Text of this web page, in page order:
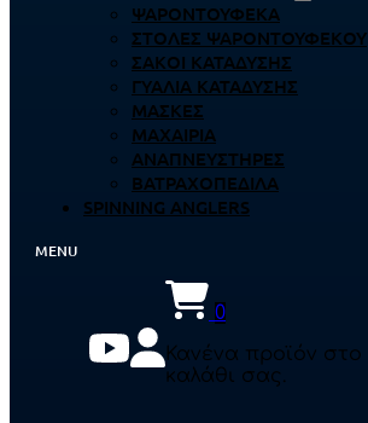
ΨΑΡΟΝΤΟΎΦΕΚΑ
ΣΤΟΛΈΣ ΨΑΡΟΝΤΟΎΦΕΚΟΥ
ΣΆΚΟΙ ΚΑΤΆΔΥΣΗΣ
ΓΥΑΛΙΆ ΚΑΤΆΔΥΣΗΣ
ΜΆΣΚΕΣ
ΜΑΧΑΊΡΙΑ
ΑΝΑΠΝΕΥΣΤΉΡΕΣ
ΒΑΤΡΑΧΟΠΈΔΙΛΑ
SPINNING ANGLERS
0
Κανένα προϊόν στο
καλάθι σας.